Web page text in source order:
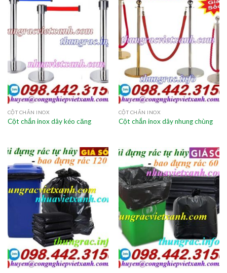
CỘT CHẮN INOX
Cột chắn inox dây kéo căng
CỘT CHẮN INOX
Cột chắn inox dây nhung chùng